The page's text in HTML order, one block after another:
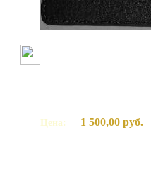
Цена: 1 500,00 руб.